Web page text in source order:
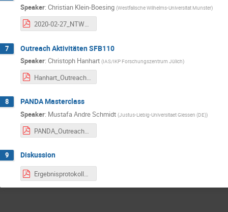
Speaker: Christian Klein-Boesing (Westfalische Wilhelms-Universitat Munster)
2020-02-27_NTW_Mainz_ckb.pdf
7 Outreach Aktivitäten SFB110
Speaker: Christoph Hanhart (IAS/IKP Forschungszentrum Jülich)
Hanhart_Outreach.pdf
8 PANDA Masterclass
Speaker: Mustafa Andre Schmidt (Justus-Liebig-Universitaet Giessen (DE))
PANDA_Outreach_Pr_sentation.pdf
9 Diskussion
Ergebnisprotokoll_HuK_Kickoff_270220-ubi-ad.pdf